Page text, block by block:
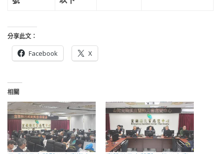
分享此文：
Facebook X
相關